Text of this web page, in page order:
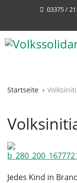
03375 /
Startseite
Jedes Kind in